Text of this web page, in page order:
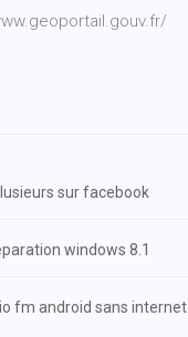
sur facebook
windows 8.1
fm android sans internet